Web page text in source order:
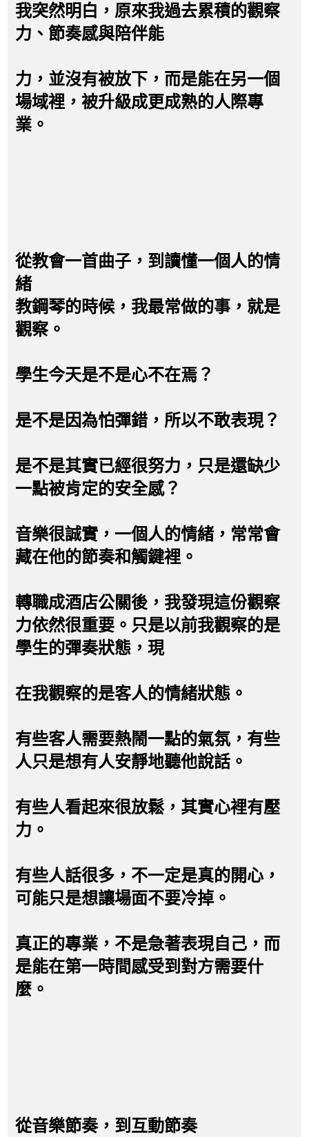
我突然明白，原來我過去累積的觀察
力、節奏感與陪伴能
力，並沒有被放下，而是能在另一個
場域裡，被升級成更成熟的人際專
業。
從教會一首曲子，到讀懂一個人的情
緒
教鋼琴的時候，我最常做的事，就是
觀察。
學生今天是不是心不在焉？
是不是因為怕彈錯，所以不敢表現？
是不是其實已經很努力，只是還缺少
一點被肯定的安全感？
音樂很誠實，一個人的情緒，常常會
藏在他的節奏和觸鍵裡。
轉職成酒店公關後，我發現這份觀察
力依然很重要。只是以前我觀察的是
學生的彈奏狀態，現
在我觀察的是客人的情緒狀態。
有些客人需要熱鬧一點的氣氛，有些
人只是想有人安靜地聽他說話。
有些人看起來很放鬆，其實心裡有壓
力。
有些人話很多，不一定是真的開心，
可能只是想讓場面不要冷掉。
真正的專業，不是急著表現自己，而
是能在第一時間感受到對方需要什
麼。
從音樂節奏，到互動節奏